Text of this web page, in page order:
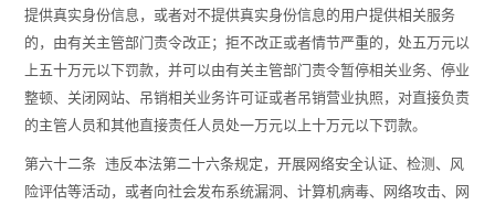
提供真实身份信息，或者对不提供真实身份信息的用户提供相关服务
的，由有关主管部门责令改正；拒不改正或者情节严重的，处五万元以
上五十万元以下罚款，并可以由有关主管部门责令暂停相关业务、停业
整顿、关闭网站、吊销相关业务许可证或者吊销营业执照，对直接负责
的主管人员和其他直接责任人员处一万元以上十万元以下罚款。
第六十二条 违反本法第二十六条规定，开展网络安全认证、检测、风
险评估等活动，或者向社会发布系统漏洞、计算机病毒、网络攻击、网